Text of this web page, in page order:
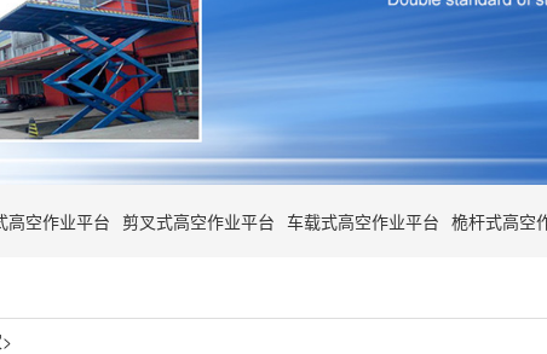
高空作业平台 剪叉式高空作业平台 车载式高空作业平台 桅杆式高空
>